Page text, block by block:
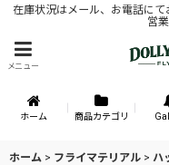
在庫状況はメール、お電話に
営
メニュー
ホーム 商品カテゴリ
ホーム > フライマテリアル > ハ